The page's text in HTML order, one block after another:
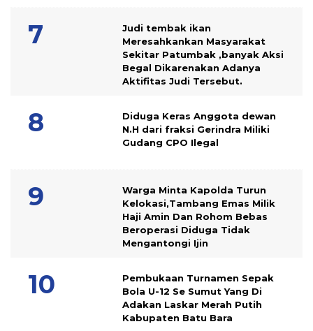
Judi tembak ikan
Meresahkankan Masyarakat
Sekitar Patumbak ,banyak Aksi
Begal Dikarenakan Adanya
Aktifitas Judi Tersebut.
Diduga Keras Anggota dewan
N.H dari fraksi Gerindra Miliki
Gudang CPO Ilegal
Warga Minta Kapolda Turun
Kelokasi,Tambang Emas Milik
Haji Amin Dan Rohom Bebas
Beroperasi Diduga Tidak
Mengantongi Ijin
Pembukaan Turnamen Sepak
Bola U-12 Se Sumut Yang Di
Adakan Laskar Merah Putih
Kabupaten Batu Bara